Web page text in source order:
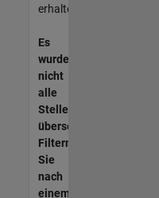
erhalten.
Es
wurden
nicht
alle
Stellen
übersetzt.
Filtern
Sie
nach
einem